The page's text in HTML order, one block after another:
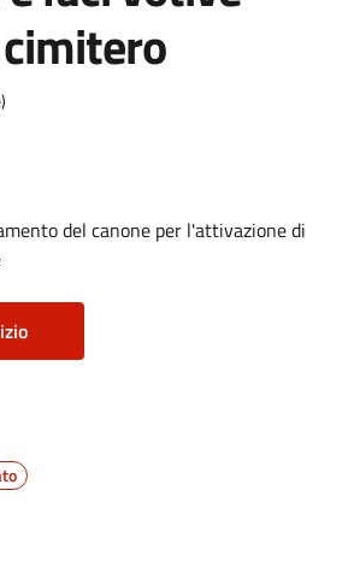
del canone per l'attivazione di